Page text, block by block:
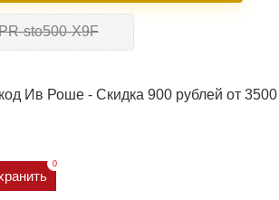
sto500-X9F
Ив Роше - Скидка 900 рублей от 3500
0